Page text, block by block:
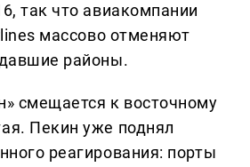
так что авиакомпании
массово отменяют
районы.
смещается к восточному
Пекин уже поднял
реагирования: порты